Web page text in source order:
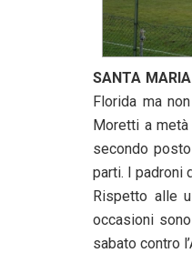
SANTA
Florida ma
Moretti a
secondo
parti. I padroni
Rispetto alle
occasioni
sabato contro